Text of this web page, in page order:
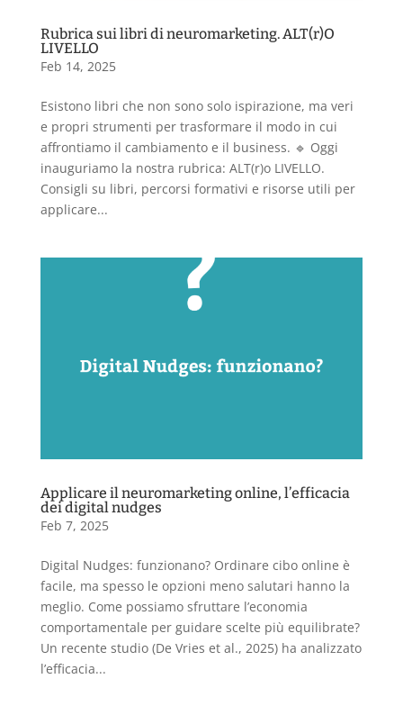
Rubrica sui libri di neuromarketing. ALT(r)O
LIVELLO
Feb 14, 2025
Esistono libri che non sono solo ispirazione, ma veri
e propri strumenti per trasformare il modo in cui
affrontiamo il cambiamento e il business. 🔹 Oggi
inauguriamo la nostra rubrica: ALT(r)o LIVELLO.
Consigli su libri, percorsi formativi e risorse utili per
applicare...
Applicare il neuromarketing online, l’efficacia
dei digital nudges
Feb 7, 2025
Digital Nudges: funzionano? Ordinare cibo online è
facile, ma spesso le opzioni meno salutari hanno la
meglio. Come possiamo sfruttare l’economia
comportamentale per guidare scelte più equilibrate?
Un recente studio (De Vries et al., 2025) ha analizzato
l’efficacia...